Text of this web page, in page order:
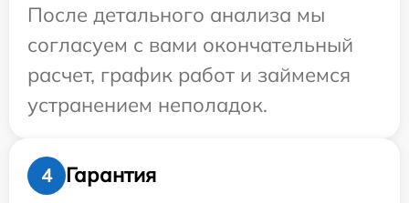
После детального анализа мы
согласуем с вами окончательный
расчет, график работ и займемся
устранением неполадок.
4 Гарантия